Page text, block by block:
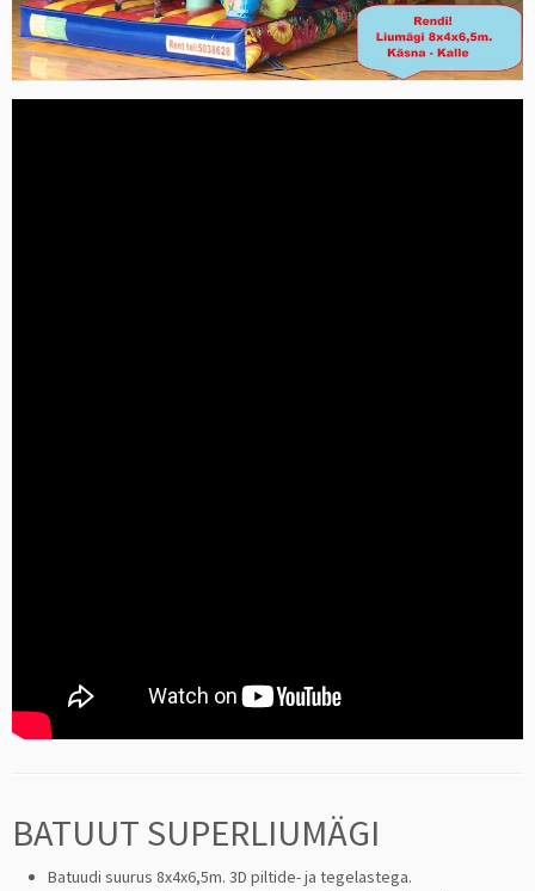
BATUUT SUPERLIUMÄGI
Batuudi suurus 8x4x6,5m. 3D piltide- ja tegelastega.